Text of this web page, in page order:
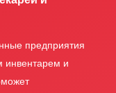
предприятия
инвентарем и